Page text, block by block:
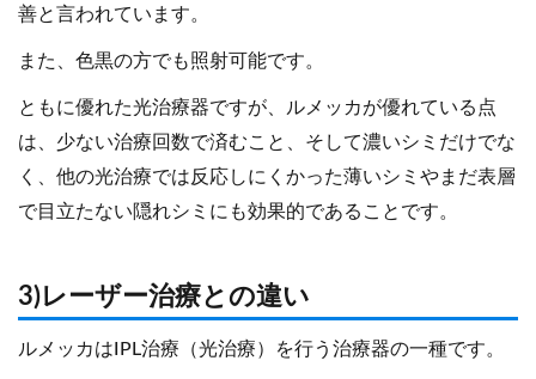
善と言われています。
また、色黒の方でも照射可能です。
ともに優れた光治療器ですが、ルメッカが優れている点
は、少ない治療回数で済むこと、そして濃いシミだけでな
く、他の光治療では反応しにくかった薄いシミやまだ表層
で目立たない隠れシミにも効果的であることです。
3)レーザー治療との違い
ルメッカはIPL治療（光治療）を行う治療器の一種です。